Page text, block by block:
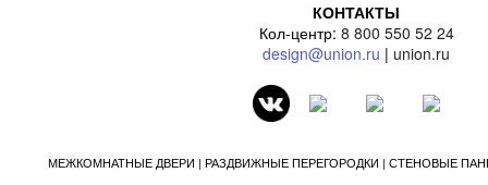
КОНТАКТЫ
Кол-центр: 8 800 550 52 24
design@union.ru | union.ru
МЕЖКОМНАТНЫЕ ДВЕРИ | РАЗДВИЖНЫЕ ПЕРЕГОРОДКИ | СТЕНОВЫЕ